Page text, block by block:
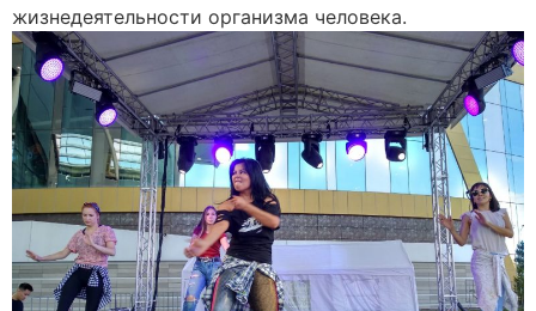
жизнедеятельности организма человека.